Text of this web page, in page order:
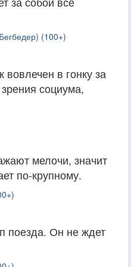
(100+)
в гонку за
социума,
мелочи, значит
по-крупному.
поезда. Он не ждет